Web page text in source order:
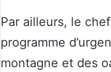
Par ailleurs, le
programme
montagne et des